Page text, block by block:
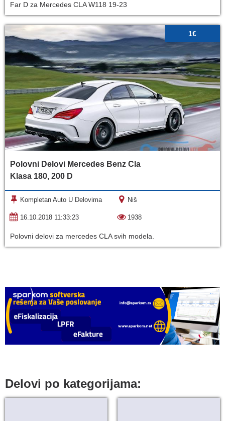
Far D za Mercedes CLA W118 19-23
Polovni Delovi Mercedes Benz Cla
Klasa 180, 200 D
1€
Kompletan Auto U Delovima Niš
16.10.2018 11:33:23 1938
Polovni delovi za mercedes CLA svih modela.
Delovi po kategorijama: